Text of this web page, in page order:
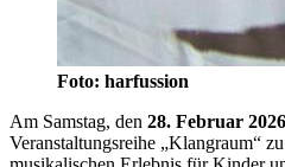
Foto: harfussion
Am Samstag, den 28. Februar
Veranstaltungsreihe „Klangraum“